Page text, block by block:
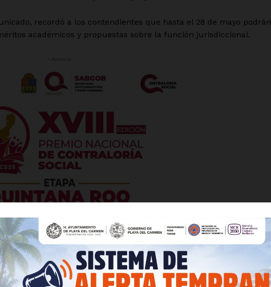
recordó a los contendientes que hasta el 28 de mayo podrán
académicos y propuestas sobre la función jurisdiccional.